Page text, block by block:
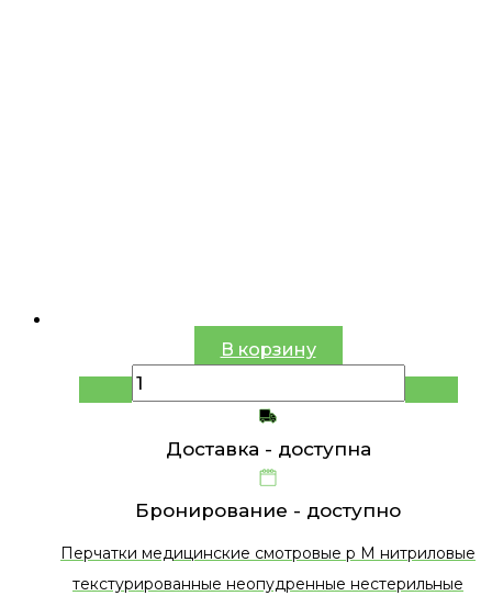
В корзину
Доставка - доступна
Бронирование - доступно
Перчатки медицинские смотровые р M нитриловые
текстурированные неопудренные нестерильные